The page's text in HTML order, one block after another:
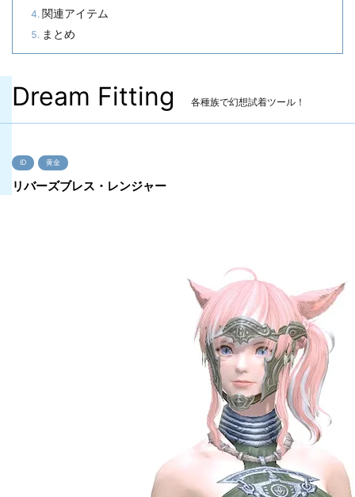
関連アイテム
まとめ
Dream Fitting 各種族で幻想試着ツール！
ID 黄金
リバーズブレス・レンジャー